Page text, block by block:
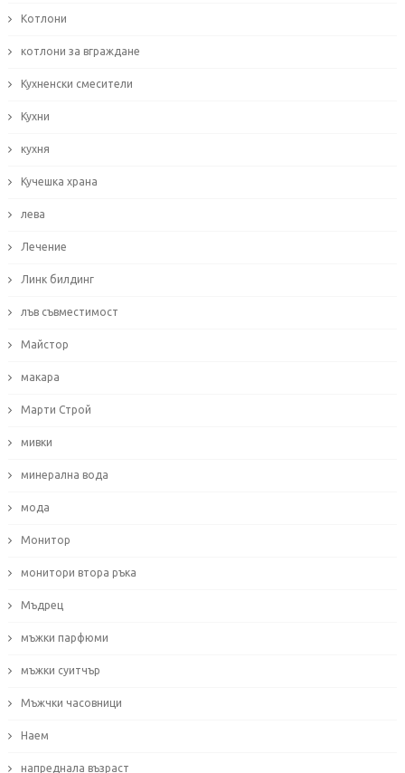
Котлони
котлони за вграждане
Кухненски смесители
Кухни
кухня
Кучешка храна
лева
Лечение
Линк билдинг
лъв съвместимост
Майстор
макара
Марти Строй
мивки
минерална вода
мода
Монитор
монитори втора ръка
Мъдрец
мъжки парфюми
мъжки суитчър
Мъжчки часовници
Наем
напреднала възраст